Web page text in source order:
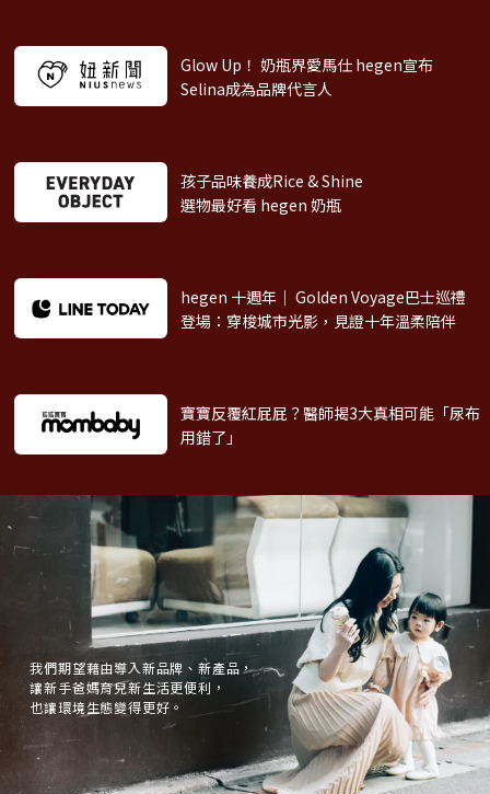
Glow Up！ 奶瓶界愛馬仕 hegen宣布
Selina成為品牌代言人
孩子品味養成Rice & Shine
選物最好看 hegen 奶瓶
hegen 十週年｜ Golden Voyage巴士巡禮
登場：穿梭城市光影，見證十年溫柔陪伴
寶寶反覆紅屁屁？醫師揭3大真相可能「尿布
用錯了」
我們期望藉由導入新品牌、新產品，
讓新手爸媽育兒新生活更便利，
也讓環境生態變得更好。